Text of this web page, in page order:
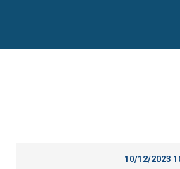
10/12/2023